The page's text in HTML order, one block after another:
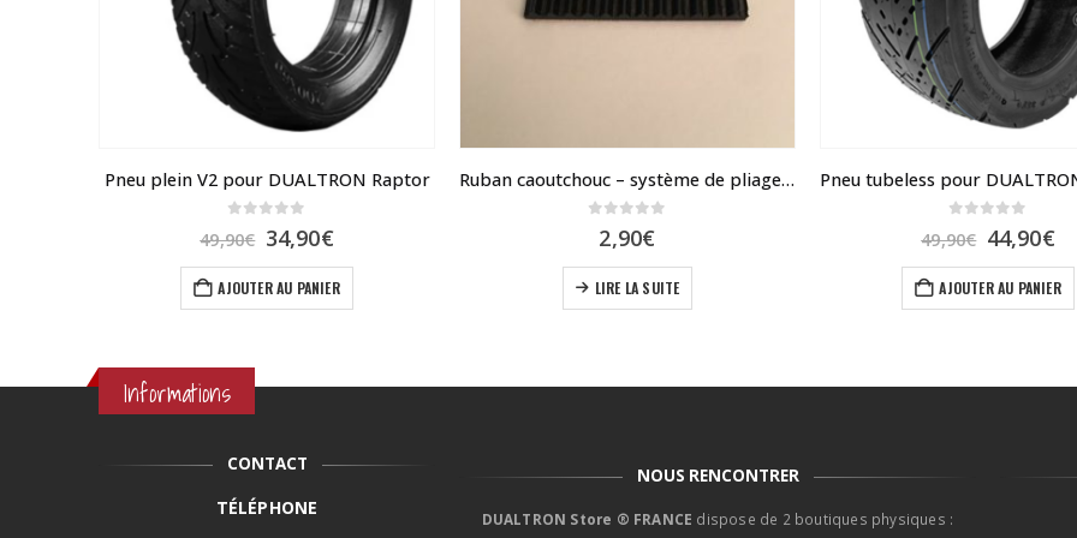
Pneu plein V2 pour DUALTRON Raptor
49,90€ Le
prix
initial
était :
34,90€Le
actuel
est :
AJOUTER AU PANIER
Ruban caoutchouc – système de pliage – Speedway mini 4
2,90€
LIRE LA SUITE
49,90€ Le
prix
initial
était :
44,90€Le
AJOUTER AU PANIER
Informations
CONTACT
TÉLÉPHONE
NOUS RENCONTRER
DUALTRON Store ® FRANCE dispose de 2 boutiques physiques :